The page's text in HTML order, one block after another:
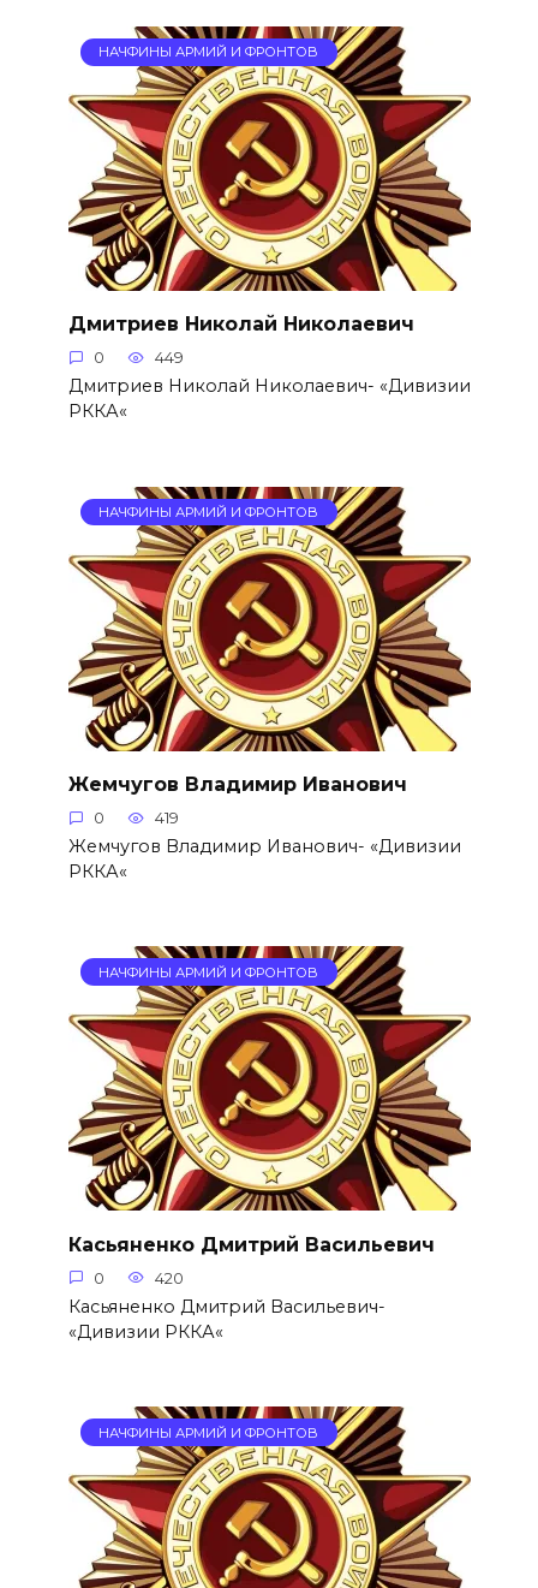
НАЧФИНЫ АРМИЙ И ФРОНТОВ
Дмитриев Николай Николаевич
0 449
Дмитриев Николай Николаевич- «Дивизии
РККА«
НАЧФИНЫ АРМИЙ И ФРОНТОВ
Жемчугов Владимир Иванович
0 419
Жемчугов Владимир Иванович- «Дивизии
РККА«
НАЧФИНЫ АРМИЙ И ФРОНТОВ
Касьяненко Дмитрий Васильевич
0 420
Касьяненко Дмитрий Васильевич-
«Дивизии РККА«
НАЧФИНЫ АРМИЙ И ФРОНТОВ